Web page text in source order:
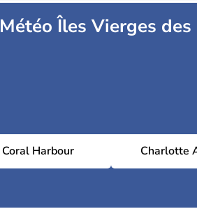
Météo Îles Vierges
Coral Harbour Charlotte